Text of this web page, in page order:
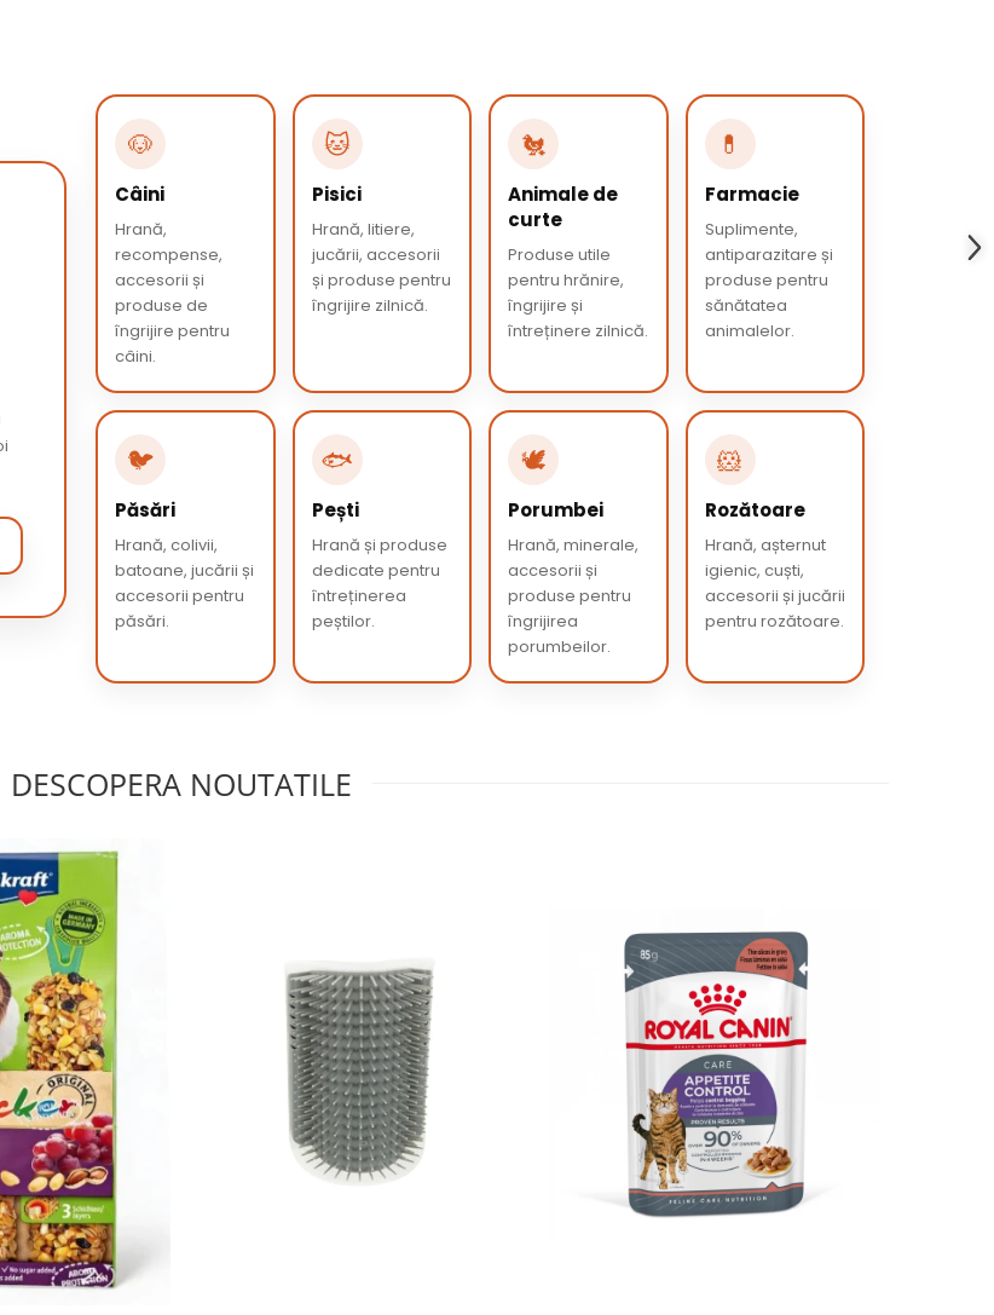
🐶
Câini
Hrană,
recompense,
accesorii și
produse de
îngrijire pentru
câini.
🐱
Pisici
Hrană, litiere,
jucării, accesorii
și produse pentru
îngrijire zilnică.
🐔
Animale de
curte
Produse utile
pentru hrănire,
îngrijire și
întreținere zilnică.
💊
Farmacie
Suplimente,
antiparazitare și
produse pentru
sănătatea
animalelor.
🐦
Păsări
Hrană, colivii,
batoane, jucării și
accesorii pentru
păsări.
🐟
Pești
Hrană și produse
dedicate pentru
întreținerea
peștilor.
🕊️
Porumbei
Hrană, minerale,
accesorii și
produse pentru
îngrijirea
porumbeilor.
🐹
Rozătoare
Hrană, așternut
igienic, cuști,
accesorii și jucării
pentru rozătoare.
DESCOPERA NOUTATILE